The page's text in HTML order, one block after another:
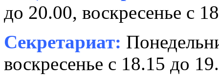
до 20.00, воскресенье с
Секретариат:
воскресенье с 18.15 до